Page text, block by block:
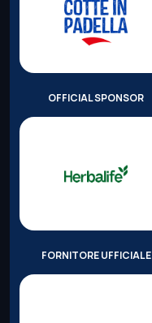
OFFICIAL SPONSOR
FORNITORE UFFICIALE